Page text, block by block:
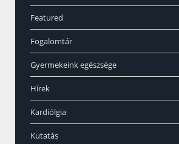
Featured
Fogalomtár
Gyermekeink egészsége
Hírek
Kardiólgia
Kutatás